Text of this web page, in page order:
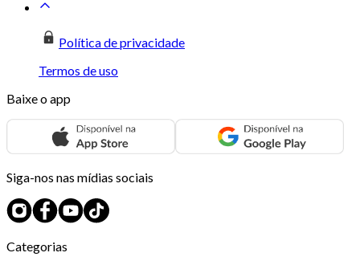
Política de privacidade
Termos de uso
Baixe o app
Siga-nos nas mídias sociais
Categorias